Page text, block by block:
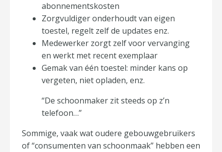
abonnementskosten
Zorgvuldiger onderhoudt van eigen
toestel, regelt zelf de updates enz.
Medewerker zorgt zelf voor vervanging
en werkt met recent exemplaar
Gemak van één toestel: minder kans op
vergeten, niet opladen, enz.
“De schoonmaker zit steeds op z’n
telefoon…”
Sommige, vaak wat oudere gebouwgebruikers
of “consumenten van schoonmaak” hebben een